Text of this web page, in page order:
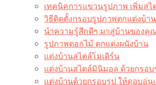
เทคนิคการแขวนรูปภาพ เพิ่มสไ
วิธีติดตั้งกรอบรูปภาพตกแต่งบ้าน
นำความรู้สึกดีๆ มาสู่บ้านของคุ
รูปภาพดอกไม้ ตกแต่งผนังบ้าน
แต่งบ้านสไตล์โมเดิร์น
แต่งบ้านสไตล์มินิมอล ด้วยกรอ
แต่งบ้านด้วยกรอบรูป ให้ดูอบอุ่น